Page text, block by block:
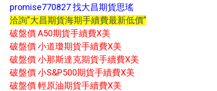
promise770827 找大昌期貨思瑤
洽詢”大昌期貨海期手續費最新低價”
破盤價 A50期貨手續費X美
破盤價 小道瓊期貨手續費X美
破盤價 小那斯達克期貨手續費X美
破盤價 小S&P500期貨手續費X美
破盤價 輕原油期貨手續費X美